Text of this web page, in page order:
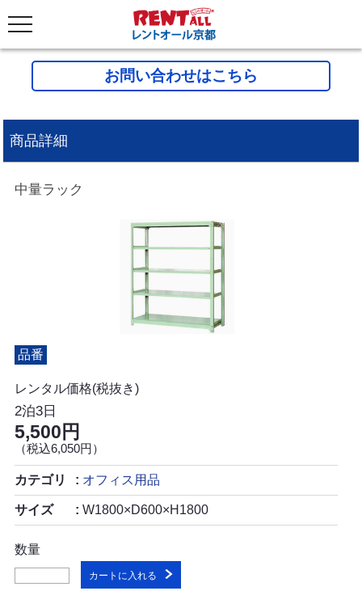
お問い合わせはこちら
商品詳細
中量ラック
品番
レンタル価格(税抜き)
2泊3日
5,500円
（税込6,050円）
カテゴリ オフィス用品
サイズ W1800×D600×H1800
数量
カートに入れる